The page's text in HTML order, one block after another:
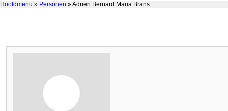
Hoofdmenu » Personen » Adrien Bernard Maria Brans